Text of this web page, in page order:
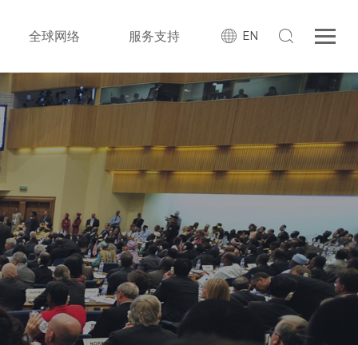
EN
全球网络 服务支持